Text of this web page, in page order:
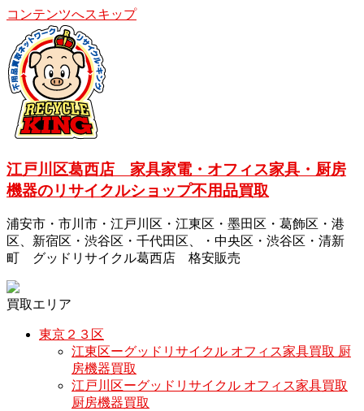
コンテンツへスキップ
江戸川区葛西店 家具家電・オフィス家具・厨房
機器のリサイクルショップ不用品買取
浦安市・市川市・江戸川区・江東区・墨田区・葛飾区・港
区、新宿区・渋谷区・千代田区、・中央区・渋谷区・清新
町 グッドリサイクル葛西店 格安販売
買取エリア
東京２３区
江東区ーグッドリサイクル オフィス家具買取 厨
房機器買取
江戸川区ーグッドリサイクル オフィス家具買取
厨房機器買取